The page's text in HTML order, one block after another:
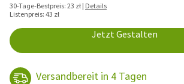
30-Tage-Bestpreis: 23 zł | Details
Listenpreis: 43 zł
Jetzt Gestalten
Versandbereit in 4 Tagen